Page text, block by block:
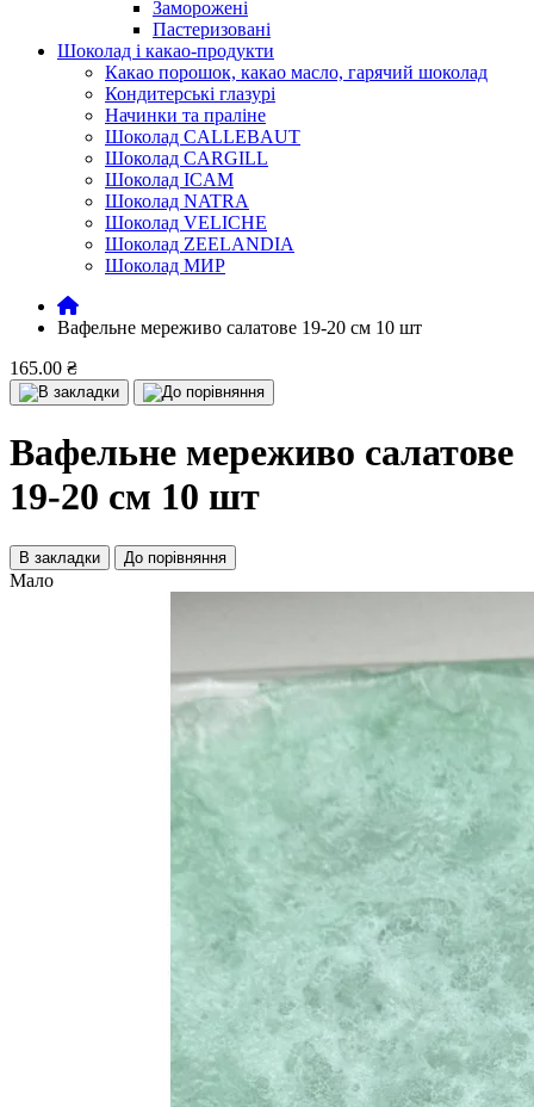
Заморожені
Пастеризовані
Шоколад і какао-продукти
Какао порошок, какао масло, гарячий шоколад
Кондитерські глазурі
Начинки та праліне
Шоколад CALLEBAUT
Шоколад CARGILL
Шоколад ICAM
Шоколад NATRA
Шоколад VELICHE
Шоколад ZEELANDIA
Шоколад МИР
Вафельне мереживо салатове 19-20 см 10 шт
165.00 ₴
Вафельне мереживо салатове
19-20 см 10 шт
В закладки До порівняння
Мало